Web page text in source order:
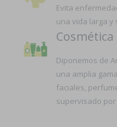
Evita
una vida larga y
Cosmética
Diponemos de
una amplia
faciales,
supervisado